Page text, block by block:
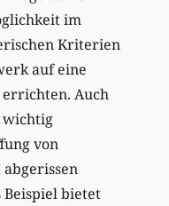
im
Kriterien
auf eine
errichten. Auch
wichtig
von
Beispiel bietet